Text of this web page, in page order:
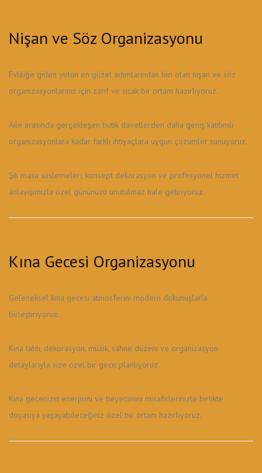
Nişan ve Söz Organizasyonu
Evliliğe giden yolun en güzel adımlarından biri olan nişan ve söz
organizasyonlarınız için zarif ve sıcak bir ortam hazırlıyoruz.
Aile arasında gerçekleşen butik davetlerden daha geniş katılımlı
organizasyonlara kadar farklı ihtiyaçlara uygun çözümler sunuyoruz.
Şık masa süslemeleri, konsept dekorasyon ve profesyonel hizmet
anlayışımızla özel gününüzü unutulmaz hale getiriyoruz.
Kına Gecesi Organizasyonu
Geleneksel kına gecesi atmosferini modern dokunuşlarla
birleştiriyoruz.
Kına tahtı, dekorasyon, müzik, sahne düzeni ve organizasyon
detaylarıyla size özel bir gece planlıyoruz.
Kına gecenizin enerjisini ve heyecanını misafirlerinizle birlikte
doyasıya yaşayabileceğiniz özel bir ortam hazırlıyoruz.